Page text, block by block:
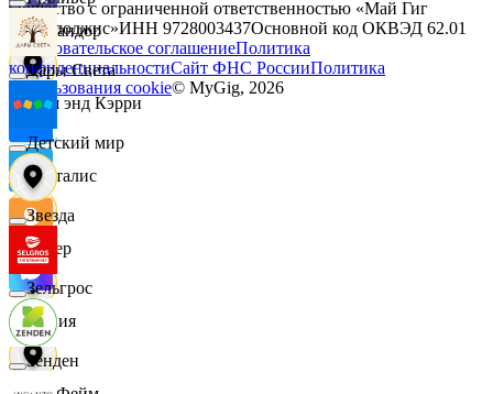
Командор
Кэш энд Кэрри
Лакталис
Левер
Линия
Дары Света
Детский мир
Звезда
Зельгрос
Зенден
Общество с ограниченной ответственностью «Май Гиг
Технолоджис»ИНН 9728003437Основной код ОКВЭД 62.01
Пользовательское соглашениеПолитика
конфиденциальностиСайт ФНС РоссииПолитика
использования cookie© MyGig, 2026